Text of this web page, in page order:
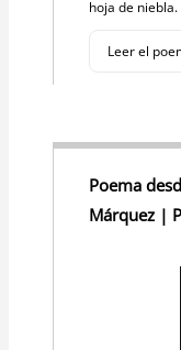
hoja de niebla.
Leer el
Poema
Márquez |